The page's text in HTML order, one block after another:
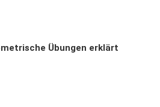
Übungen erklärt